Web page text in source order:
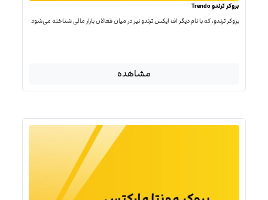
بروکر ترندو Trendo
بروکر ترندو، که با نام دیگر اف ایکس ترندو نیز در میان فعالان بازار مالی شناخته می‌شود
مشاهده